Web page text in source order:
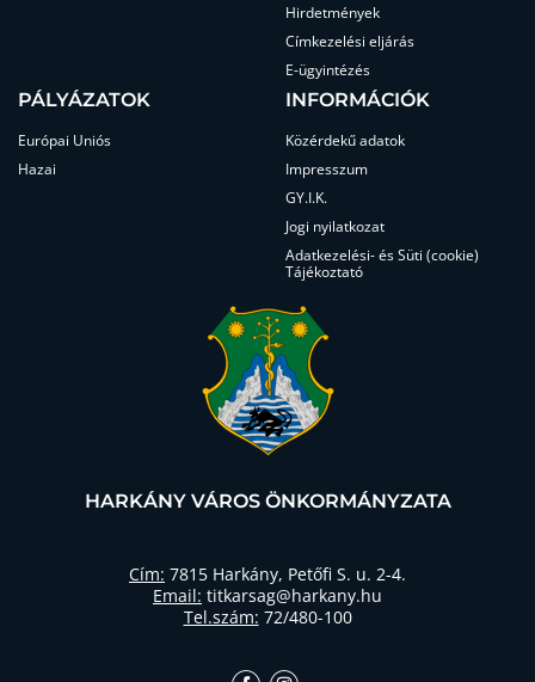
Hirdetmények
Címkezelési eljárás
E-ügyintézés
PÁLYÁZATOK
Európai Uniós
Hazai
INFORMÁCIÓK
Közérdekű adatok
Impresszum
GY.I.K.
Jogi nyilatkozat
Adatkezelési- és Süti (cookie)
Tájékoztató
HARKÁNY VÁROS ÖNKORMÁNYZATA
Cím: 7815 Harkány, Petőfi S. u. 2-4.
Email: titkarsag@harkany.hu
Tel.szám: 72/480-100